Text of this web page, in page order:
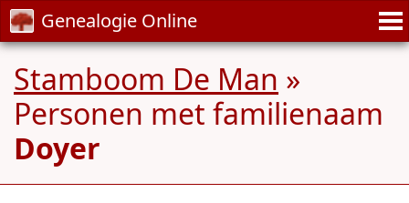
Genealogie Online
Stamboom De Man »
Personen met familienaam
Doyer